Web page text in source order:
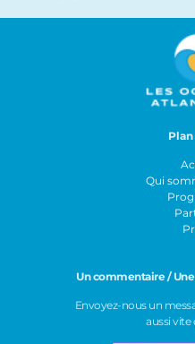
Qui
Un commentaire /
Envoyez-nous un
aussi vite